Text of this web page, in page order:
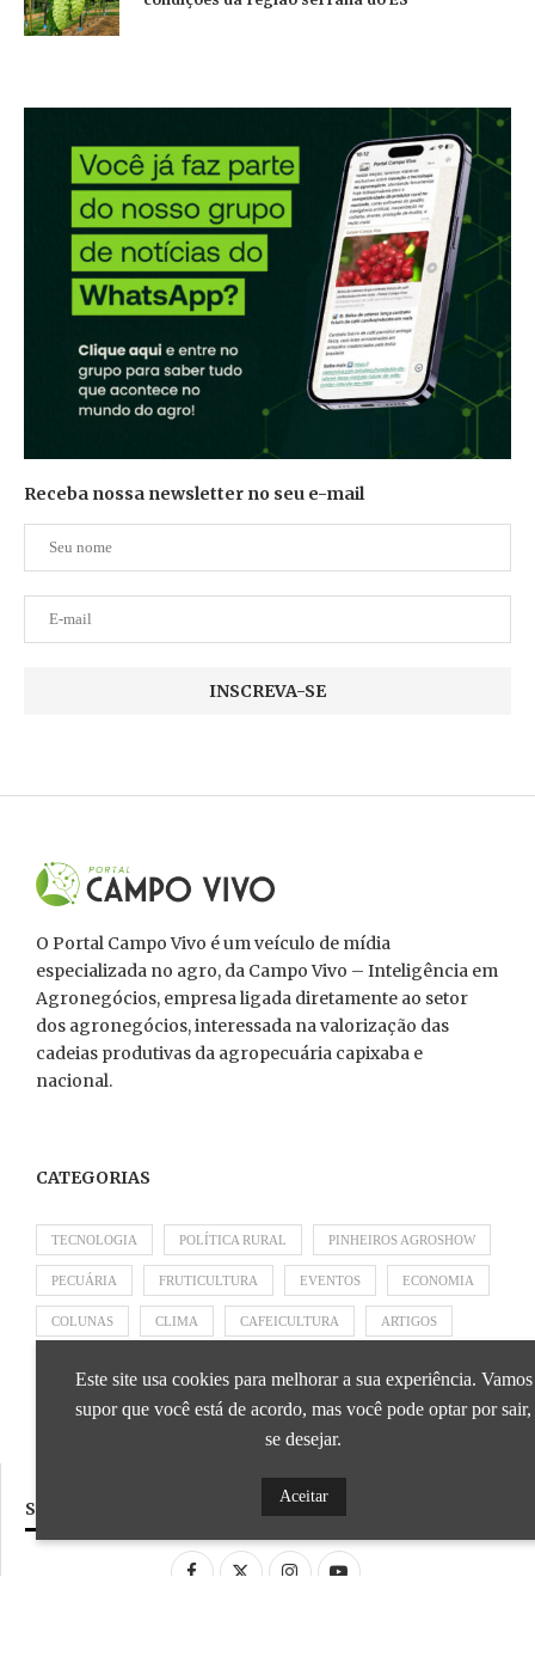
Receba nossa newsletter no seu e-mail
O Portal Campo Vivo é um veículo de mídia
especializada no agro, da Campo Vivo – Inteligência em
Agronegócios, empresa ligada diretamente ao setor
dos agronegócios, interessada na valorização das
cadeias produtivas da agropecuária capixaba e
nacional.
CATEGORIAS
TECNOLOGIA POLÍTICA RURAL PINHEIROS AGROSHOW
PECUÁRIA FRUTICULTURA EVENTOS ECONOMIA
COLUNAS CLIMA CAFEICULTURA ARTIGOS
APRESENTADO POR BRAPEX
SIGA NOSSAS REDES SOCIAIS
Este site usa cookies para melhorar a sua experiência. Vamos
supor que você está de acordo, mas você pode optar por sair,
se desejar.
Aceitar